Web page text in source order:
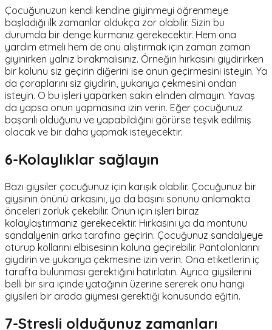
Çocuğunuzun kendi kendine giyinmeyi öğrenmeye
başladığı ilk zamanlar oldukça zor olabilir. Sizin bu
durumda bir denge kurmanız gerekecektir. Hem ona
yardım etmeli hem de onu alıştırmak için zaman zaman
giyinirken yalnız bırakmalısınız. Örneğin hırkasını giydirirken
bir kolunu siz geçirin diğerini ise onun geçirmesini isteyin. Ya
da çoraplarını siz giydirin, yukarıya çekmesini ondan
isteyin. O bu işleri yaparken sakın elinden almayın. Yavaş
da yapsa onun yapmasına izin verin. Eğer çocuğunuz
başarılı olduğunu ve yapabildiğini görürse teşvik edilmiş
olacak ve bir daha yapmak isteyecektir.
6-Kolaylıklar sağlayın
Bazı giysiler çocuğunuz için karışık olabilir. Çocuğunuz bir
giysinin önünü arkasını, ya da başını sonunu anlamakta
önceleri zorluk çekebilir. Onun için işleri biraz
kolaylaştırmanız gerekecektir. Hırkasını ya da montunu
sandalyenin arka tarafına geçirin. Çocuğunuz sandalyeye
oturup kollarını elbisesinin koluna geçirebilir. Pantolonlarını
giydirin ve yukarıya çekmesine izin verin. Ona etiketlerin iç
tarafta bulunması gerektiğini hatırlatın. Ayrıca giysilerini
belli bir sıra içinde yatağının üzerine sererek onu hangi
giysileri bir arada giymesi gerektiği konusunda eğitin.
7-Stresli olduğunuz zamanları